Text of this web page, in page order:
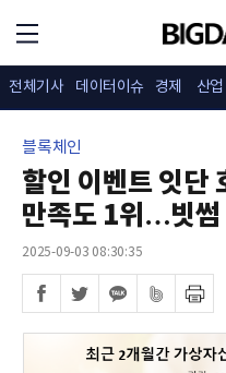
전체기사 데이터이슈 경제 산업
블록체인
할인 이벤트 잇단
만족도 1위…빗썸
2025-09-03 08:30:35